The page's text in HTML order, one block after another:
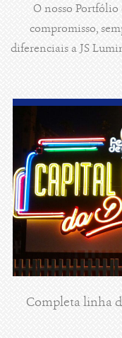
O nosso Portfólio
compromisso,
diferenciais a JS
Completa linha